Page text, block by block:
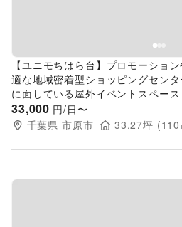
【ユニモちはら台】プロモーショ
適な地域密着型ショッピングセン
に面している屋外イベントスペース
33,000 円/日〜
千葉県 市原市 33.27坪 (110